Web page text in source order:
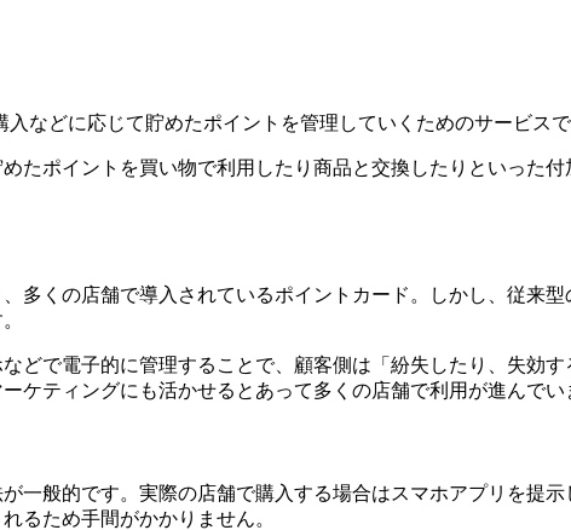
などに応じて貯めたポイントを管理していくためのサービスで
たポイントを買い物で利用したり商品と交換したりといった
多くの店舗で導入されているポイントカード。しかし、従来
どで電子的に管理することで、顧客側は「紛失したり、失効
ケティングにも活かせるとあって多くの店舗で利用が進んでい
一般的です。実際の店舗で購入する場合はスマホアプリを提
るため手間がかかりません。